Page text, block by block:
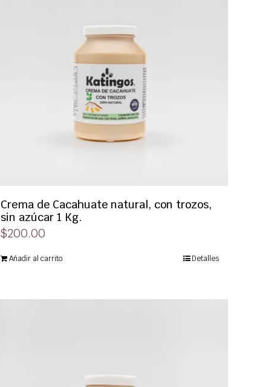
Crema de Cacahuate natural, con trozos,
sin azúcar 1 Kg.
$200.00
Añadir al carrito Detalles